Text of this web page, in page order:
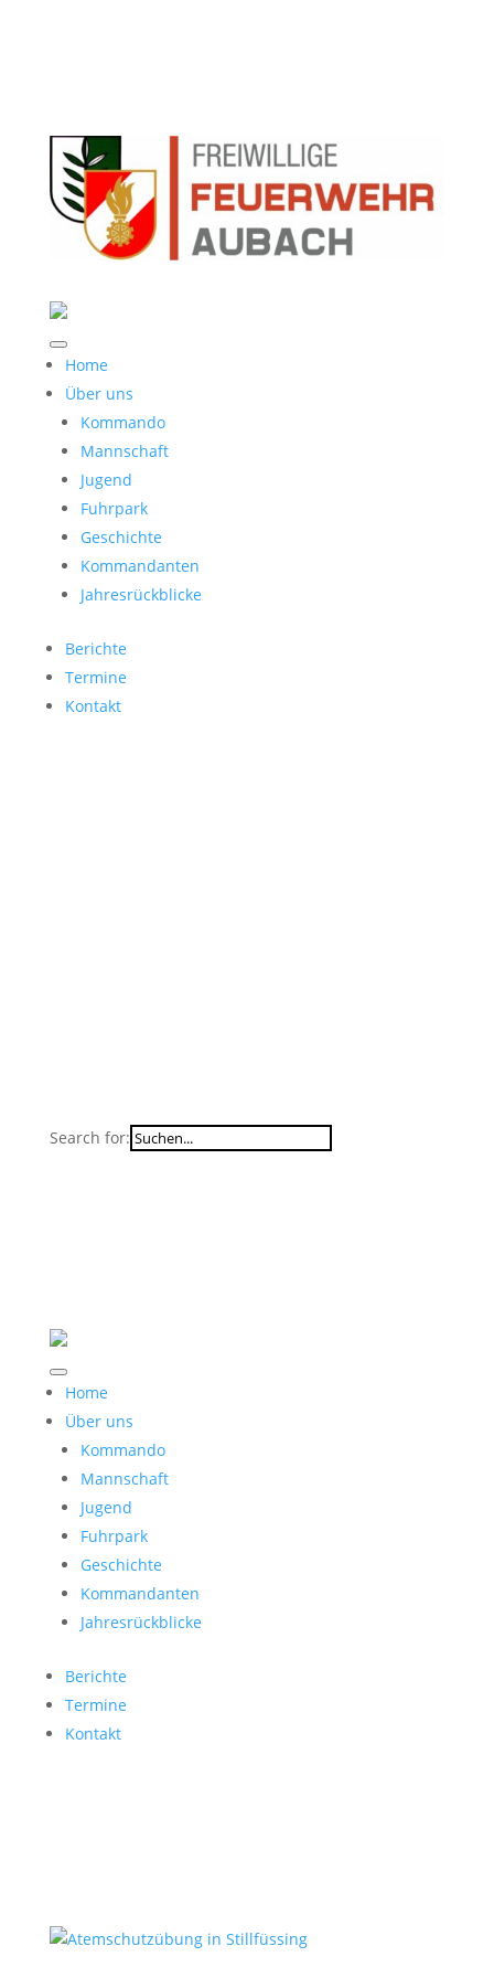
Home
Über uns
Kommando
Mannschaft
Jugend
Fuhrpark
Geschichte
Kommandanten
Jahresrückblicke
Berichte
Termine
Kontakt
Search for:
Home
Über uns
Kommando
Mannschaft
Jugend
Fuhrpark
Geschichte
Kommandanten
Jahresrückblicke
Berichte
Termine
Kontakt